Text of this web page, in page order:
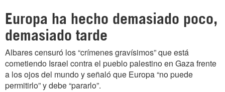
Europa ha hecho demasiado poco,
demasiado tarde
Albares censuró los “crímenes gravísimos” que está
cometiendo Israel contra el pueblo palestino en Gaza frente
a los ojos del mundo y señaló que Europa “no puede
permitirlo” y debe “pararlo”.